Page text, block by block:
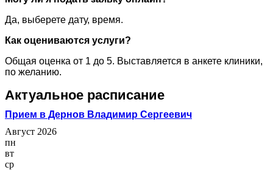
Да, выберете дату, время.
Как оцениваются услуги?
Общая оценка от 1 до 5. Выставляется в анкете клиники,
по желанию.
Актуальное расписание
Прием в Дернов Владимир Сергеевич
Август 2026
пн
вт
ср